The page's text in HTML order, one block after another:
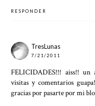
RESPONDER
TresLunas
7/21/2011
FELICIDADES!!! aiss!! un
visitas y comentarios
gracias por pasarte por mi